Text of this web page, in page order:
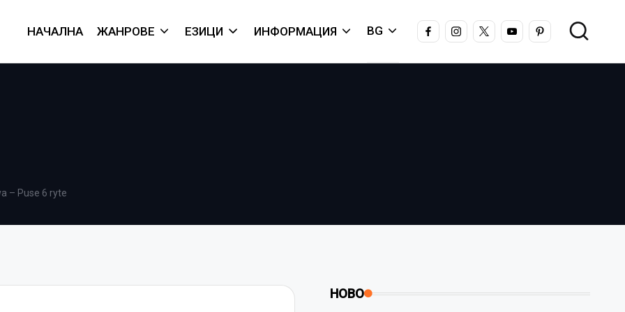
НАЧАЛНА ЖАНРОВЕ ЕЗИЦИ ИНФОРМАЦИЯ BG FACEBOOKINSTAGRAM
X YOUTUBEPINTEREST
– Puse 6 ryte
НОВО